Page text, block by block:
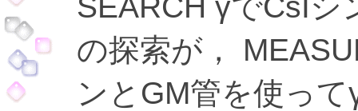
の探索が，
ンとGM管を使っ